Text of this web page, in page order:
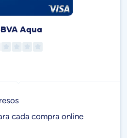
Aqua
cada compra online